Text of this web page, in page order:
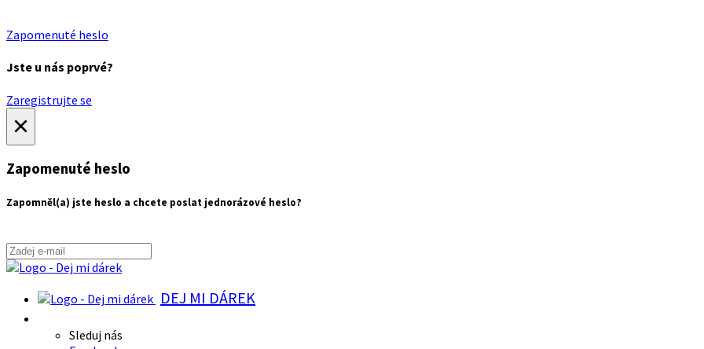
Zapomenuté heslo
Jste u nás poprvé?
Zaregistrujte se
×
Zapomenuté heslo
Zapomněl(a) jste heslo a chcete poslat jednorázové heslo?
DEJ MI DÁREK
Sleduj nás